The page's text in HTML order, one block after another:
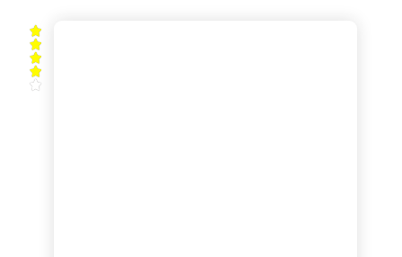




